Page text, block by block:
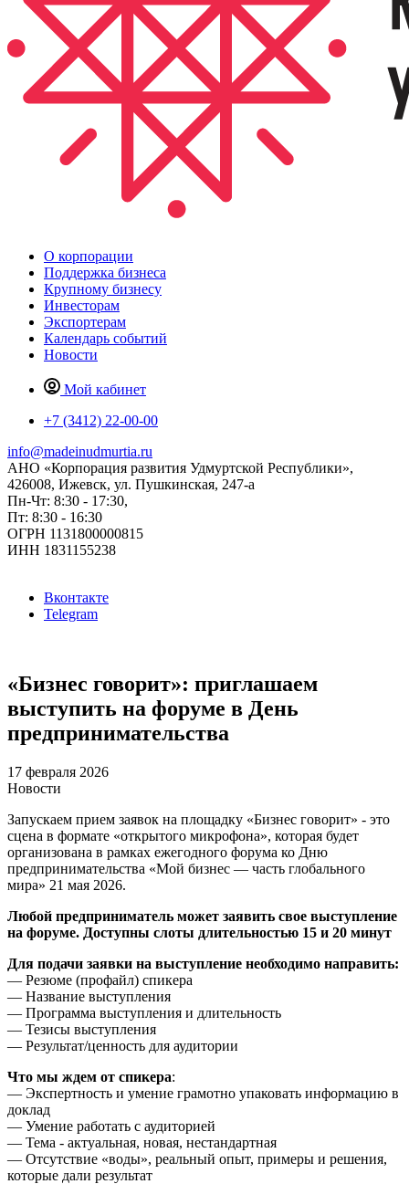
О корпорации
Поддержка бизнеса
Крупному бизнесу
Инвесторам
Экспортерам
Календарь событий
Новости
Мой кабинет
+7 (3412) 22-00-00
info@madeinudmurtia.ru
АНО «Корпорация развития Удмуртской Республики»,
426008, Ижевск, ул. Пушкинская, 247-а
Пн-Чт: 8:30 - 17:30,
Пт: 8:30 - 16:30
ОГРН 1131800000815
ИНН 1831155238
Вконтакте
Telegram
«Бизнес говорит»: приглашаем
выступить на форуме в День
предпринимательства
17 февраля 2026
Новости
Запускаем прием заявок на площадку «Бизнес говорит» - это
сцена в формате «открытого микрофона», которая будет
организована в рамках ежегодного форума ко Дню
предпринимательства «Мой бизнес — часть глобального
мира» 21 мая 2026.
Любой предприниматель может заявить свое выступление
на форуме. Доступны слоты длительностью 15 и 20 минут
Для подачи заявки на выступление необходимо направить:
— Резюме (профайл) спикера
— Название выступления
— Программа выступления и длительность
— Тезисы выступления
— Результат/ценность для аудитории
Что мы ждем от спикера:
— Экспертность и умение грамотно упаковать информацию в
доклад
— Умение работать с аудиторией
— Тема - актуальная, новая, нестандартная
— Отсутствие «воды», реальный опыт, примеры и решения,
которые дали результат